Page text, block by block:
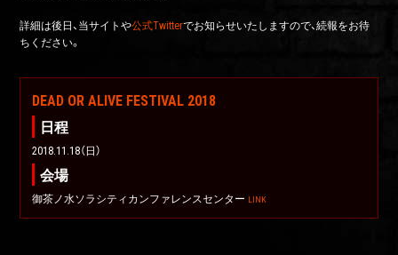
詳細は後日、当サイトや公式Twitterでお知らせいたしますので、続報をお待
ちください。
DEAD OR ALIVE FESTIVAL 2018
日程
2018.11.18（日）
会場
御茶ノ水ソラシティカンファレンスセンター LINK